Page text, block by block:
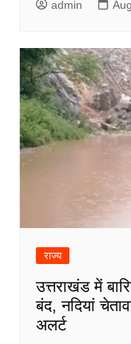
admin
राज्य
उत्तराखंड में
बंद, नदियां
अलर्ट